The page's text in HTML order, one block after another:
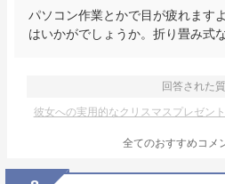
パソコン作業とかで目が疲れます
はいかがでしょうか。折り畳み式
回答された
彼女への実用的なクリスマスプレゼン
全てのおすすめコメ